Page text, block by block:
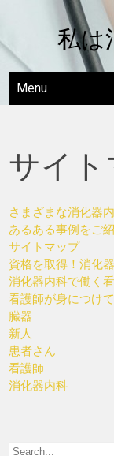
content
私は
Menu
サイ
さまざまな消化器
あるある事例をご
サイトマップ
資格を取得！消化
消化器内科で働く
看護師が身につけ
臓器
新人
患者さん
看護師
消化器内科